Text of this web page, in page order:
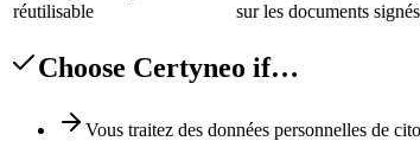
réutilisable
sur les documents
Choose Certyneo if…
Vous traitez des données personnelles de